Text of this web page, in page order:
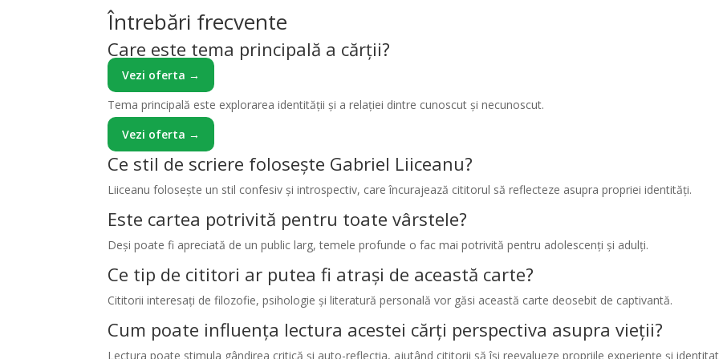
Întrebări frecvente
Care este tema principală a cărții?
Vezi oferta →
Tema principală este explorarea identității și a relației dintre cunoscut și necunoscut.
Vezi oferta →
Ce stil de scriere folosește Gabriel Liiceanu?
Liiceanu folosește un stil confesiv și introspectiv, care încurajează cititorul să reflecteze asupra propriei identități.
Este cartea potrivită pentru toate vârstele?
Deși poate fi apreciată de un public larg, temele profunde o fac mai potrivită pentru adolescenți și adulți.
Ce tip de cititori ar putea fi atrași de această carte?
Cititorii interesați de filozofie, psihologie și literatură personală vor găsi această carte deosebit de captivantă.
Cum poate influența lectura acestei cărți perspectiva asupra vieții?
Lectura poate stimula gândirea critică și auto-reflecția, ajutând cititorii să își reevalueze propriile experiențe și